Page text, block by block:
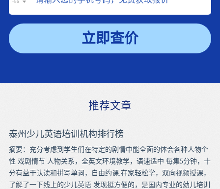
+86
立即查价
推荐文章
泰州少儿英语培训机构排行榜
摘要：充分考虑到学生们在特定的剧情中能全面的体会各种人物个
性 戏剧情节 人物关系，全英文环境教学，语速适中 每集5分钟，十
分有益于认读和拼写单词，自由约课,在家轻松学，双向视频授课，
了解了一下线上的少儿英语 发现挺方便的，是国内专业的幼儿培训